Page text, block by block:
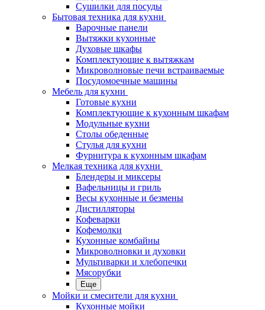
Сушилки для посуды
Бытовая техника для кухни
Варочные панели
Вытяжки кухонные
Духовые шкафы
Комплектующие к вытяжкам
Микроволновые печи встраиваемые
Посудомоечные машины
Мебель для кухни
Готовые кухни
Комплектующие к кухонным шкафам
Модульные кухни
Столы обеденные
Стулья для кухни
Фурнитура к кухонным шкафам
Мелкая техника для кухни
Блендеры и миксеры
Вафельницы и гриль
Весы кухонные и безмены
Дистилляторы
Кофеварки
Кофемолки
Кухонные комбайны
Микроволновки и духовки
Мультиварки и хлебопечки
Мясорубки
Еще
Мойки и смесители для кухни
Кухонные мойки